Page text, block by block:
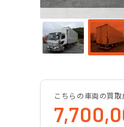
こちらの車両の買取